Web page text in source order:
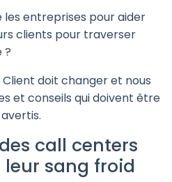
les entreprises pour aider
clients pour traverser
?
Client doit changer et nous
et conseils qui doivent être
call centers
sang froid